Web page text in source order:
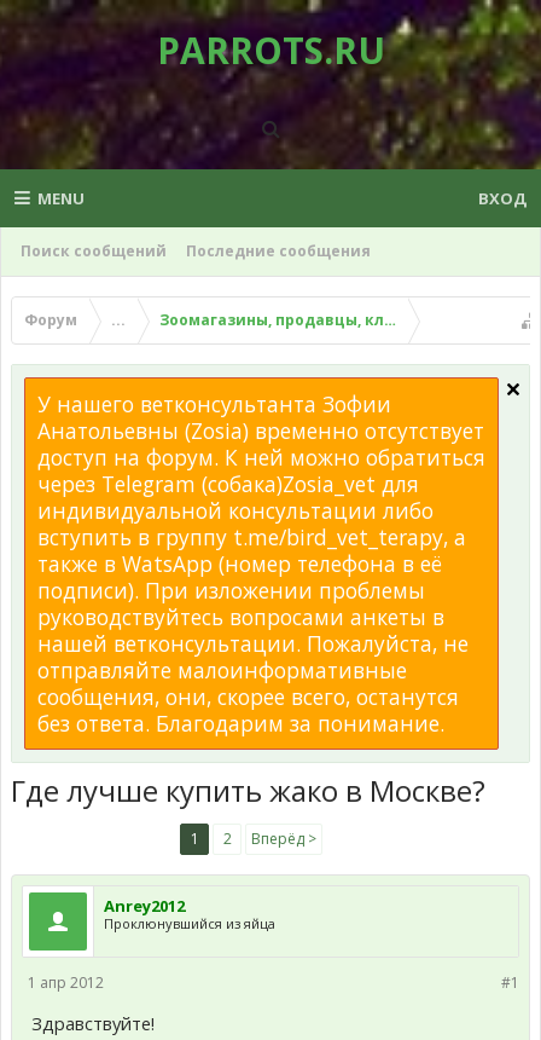
PARROTS.RU
MENU
Поиск сообщений Последние сообщения
ВХОД
Форум ... Зоомагазины, продавцы, клубы, питомники и
У нашего ветконсультанта Зофии
Анатольевны (Zosia) временно отсутствует
доступ на форум. К ней можно обратиться
через Telegram (собака)Zosia_vet для
индивидуальной консультации либо
вступить в группу t.me/bird_vet_terapy, а
также в WatsApp (номер телефона в её
подписи). При изложении проблемы
руководствуйтесь вопросами анкеты в
нашей ветконсультации. Пожалуйста, не
отправляйте малоинформативные
сообщения, они, скорее всего, останутся
без ответа. Благодарим за понимание.
Где лучше купить жако в Москве?
1 2 Вперёд >
Anrey2012
Проклюнувшийся из яйца
#1
1 апр 2012
Здравствуйте!